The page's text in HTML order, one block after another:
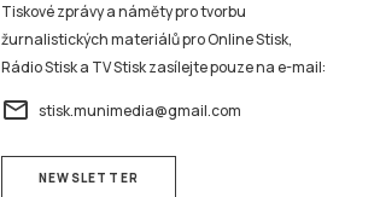
Tiskové zprávy a náměty pro tvorbu
žurnalistických materiálů pro Online Stisk,
Rádio Stisk a TV Stisk zasílejte pouze na e-mail:
email stisk.munimedia@gmail.com
NEWSLETTER